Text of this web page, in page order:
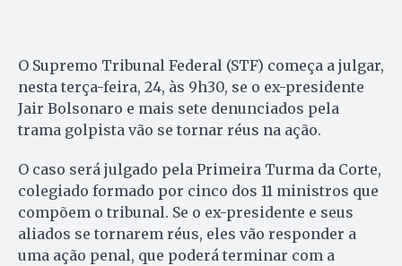
O Supremo Tribunal Federal (STF) começa a julgar,
nesta terça-feira, 24, às 9h30, se o ex-presidente
Jair Bolsonaro e mais sete denunciados pela
trama golpista vão se tornar réus na ação.
O caso será julgado pela Primeira Turma da Corte,
colegiado formado por cinco dos 11 ministros que
compõem o tribunal. Se o ex-presidente e seus
aliados se tornarem réus, eles vão responder a
uma ação penal, que poderá terminar com a